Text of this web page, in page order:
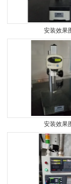
安装效果
安装效果